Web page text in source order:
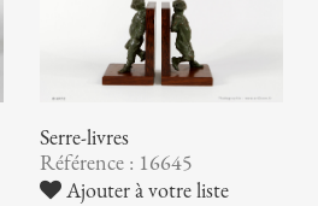
Serre-livres
Référence : 16645
Ajouter à votre liste